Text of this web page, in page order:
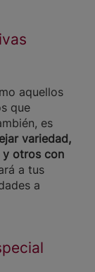
aquellos
que
es
variedad,
y otros con
a tus
a